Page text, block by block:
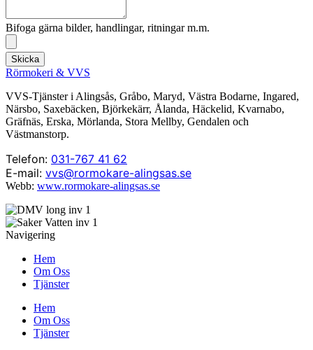
Bifoga gärna bilder, handlingar, ritningar m.m.
Skicka
Rörmokeri & VVS
VVS-Tjänster i Alingsås, Gråbo, Maryd, Västra Bodarne, Ingared,
Närsbo, Saxebäcken, Björkekärr, Ålanda, Häckelid, Kvarnabo,
Gräfnäs, Erska, Mörlanda, Stora Mellby, Gendalen och
Västmanstorp.
Telefon: 031-767 41 62
E-mail: vvs@rormokare-alingsas.se
Webb: www.rormokare-alingsas.se
Navigering
Hem
Om Oss
Tjänster
Hem
Om Oss
Tjänster